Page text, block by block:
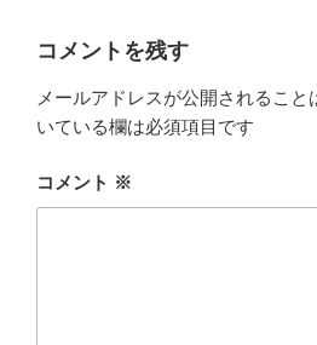
コメントを残す
メールアドレスが公開されること
いている欄は必須項目です
コメント ※